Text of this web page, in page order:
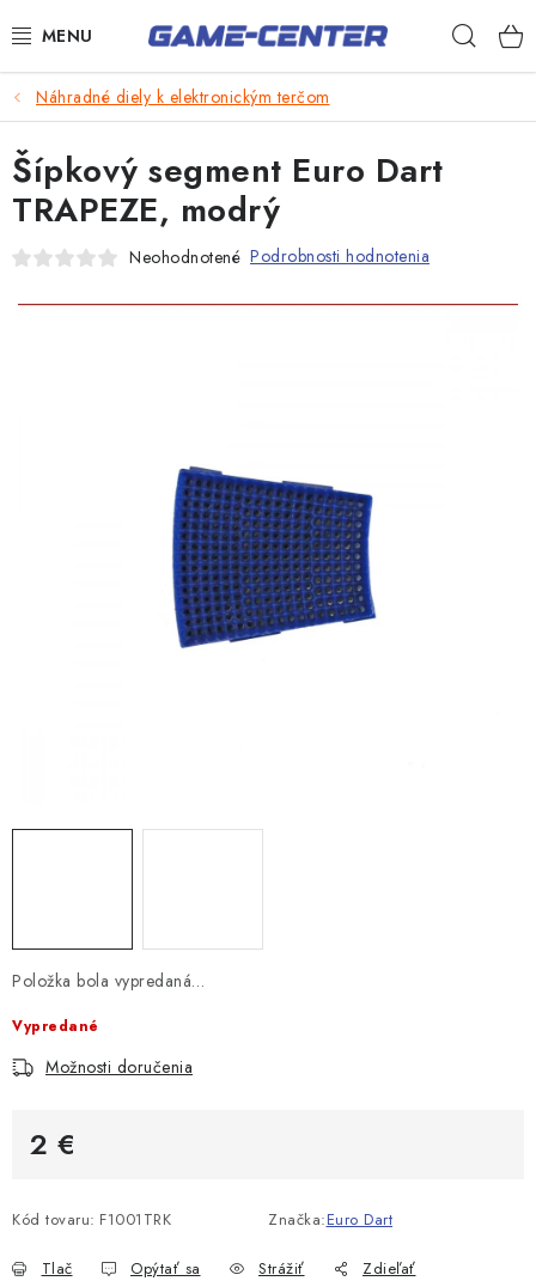
na
Šípky
Biliard
Poker
Stolný futbal
Náhradné diely k elektronickým terčom
Položka bola vypredaná…
Vypredané
Možnosti doručenia
2 €
Kód tovaru: F1001TRK Značka:Euro Dart
Tlač Opýtať sa Strážiť Zdieľať
Šípkový segment Euro Dart
TRAPEZE, modrý
Neohodnotené Podrobnosti hodnotenia